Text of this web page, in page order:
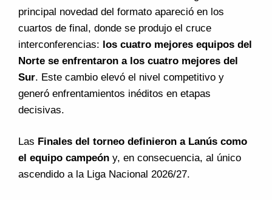
principal novedad del formato apareció en los
cuartos de final, donde se produjo el cruce
interconferencias: los cuatro mejores equipos del
Norte se enfrentaron a los cuatro mejores del
Sur. Este cambio elevó el nivel competitivo y
generó enfrentamientos inéditos en etapas
decisivas.
Las Finales del torneo definieron a Lanús como
el equipo campeón y, en consecuencia, al único
ascendido a la Liga Nacional 2026/27.